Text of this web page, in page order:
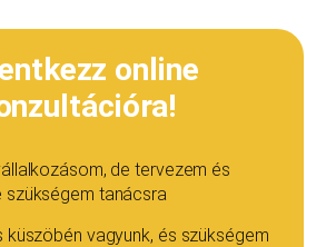
online
de tervezem és
szükségem tanácsra
küszöbén vagyunk, és szükségem